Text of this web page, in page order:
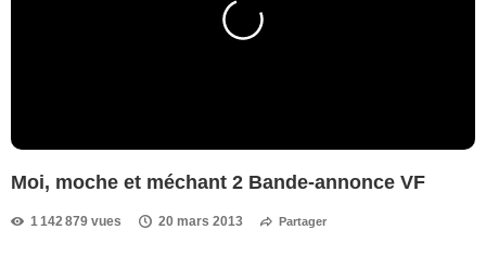
Moi, moche et méchant 2 Bande-annonce VF
1 142 879 vues 20 mars 2013 Partager